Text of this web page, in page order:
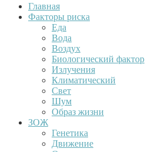
Главная
Факторы риска
Еда
Вода
Воздух
Биологический фактор
Излучения
Климатический
Свет
Шум
Образ жизни
ЗОЖ
Генетика
Движение